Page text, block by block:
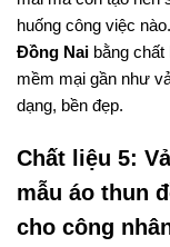
huống công việc
Đồng Nai bằng
mềm mại gần như
dạng, bền đẹp.
Chất liệu 5:
mẫu áo thun
cho công